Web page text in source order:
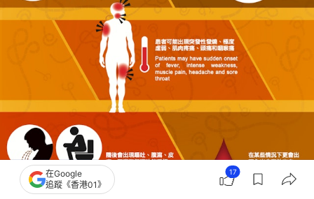
在Google
追蹤《香港01》
17